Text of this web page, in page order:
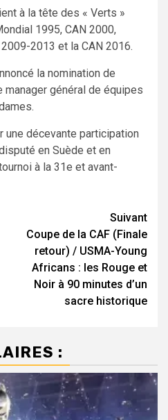
à la tête des « Verts »
1995, CAN 2000,
2013 et la CAN 2016.
la nomination de
manager général de équipes
une décevante participation
en Suède et en
à la 31e et avant-
Suivant
Coupe de la CAF (Finale
retour) / USMA-Young
Africans : les Rouge et
Noir à 90 minutes d’un
sacre historique
: